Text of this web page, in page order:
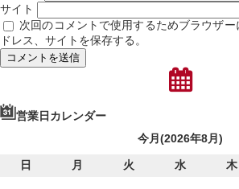
サイト
次回のコメントで使用するためブラウザ
ドレス、サイトを保存する。
営業日カレンダー
今月(2026年8月)
日 月 火 水 木